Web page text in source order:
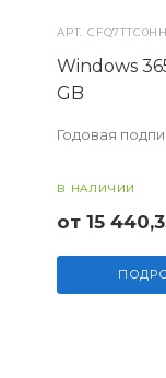
АРТ.
Windows
GB
Годовая
В НАЛИЧИИ
от 15